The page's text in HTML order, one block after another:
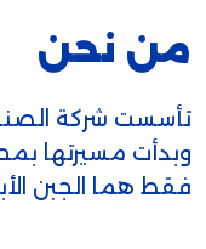
من نحن
وبدأت مسيرتها
فقط هما الجبن